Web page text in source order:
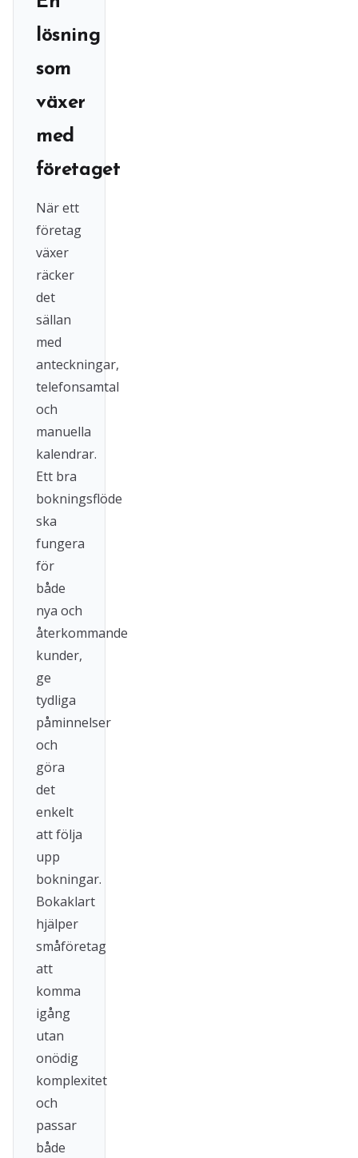
lösning
som
växer
med
företaget
När ett
företag
växer
räcker
det
sällan
med
anteckningar,
telefonsamtal
och
manuella
kalendrar.
Ett bra
bokningsflöde
ska
fungera
för
både
nya och
återkommande
kunder,
ge
tydliga
påminnelser
och
göra
det
enkelt
att följa
upp
bokningar.
Bokaklart
hjälper
småföretag
att
komma
igång
utan
onödig
komplexitet
och
passar
både